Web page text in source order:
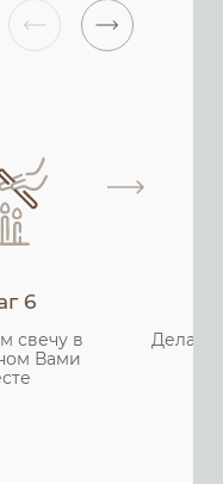
6
свечу в
Вами